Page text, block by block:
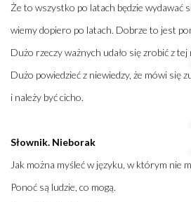
Że to wszystko po latach będzie wydawać
wiemy dopiero po latach. Dobrze to jest
Dużo rzeczy ważnych udało się zrobić z tej
Dużo powiedzieć z niewiedzy, że mówi się
i należy być cicho.
Słownik. Nieborak
Jak można myśleć w języku, w którym nie
Ponoć są ludzie, co mogą.